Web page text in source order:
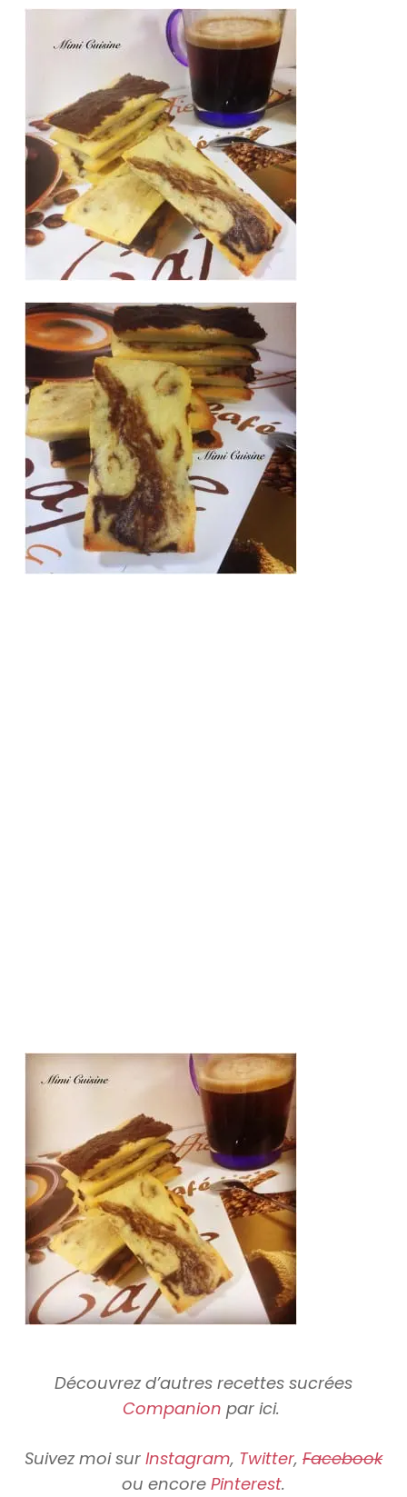
Découvrez d’autres recettes sucrées
Companion par ici.
Suivez moi sur Instagram, Twitter, Facebook
ou encore Pinterest.